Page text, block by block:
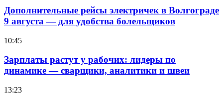
Дополнительные рейсы электричек в Волгограде
9 августа — для удобства болельщиков
10:45
Зарплаты растут у рабочих: лидеры по
динамике — сварщики, аналитики и швеи
13:23